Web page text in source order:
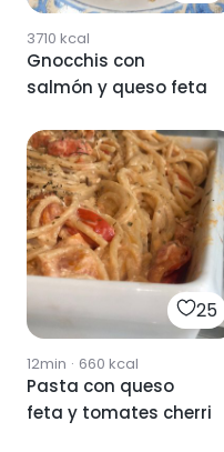
3710 kcal
Gnocchis con
salmón y queso feta
25
12min · 660 kcal
Pasta con queso
feta y tomates cherri